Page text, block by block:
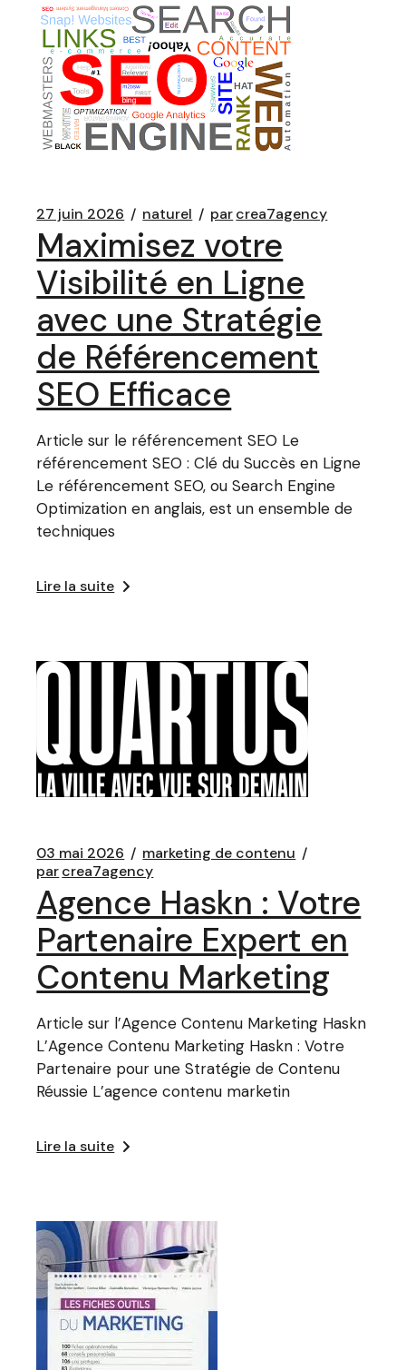
27 juin 2026 naturel parcrea7agency
Maximisez votre
Visibilité en Ligne
avec une Stratégie
de Référencement
SEO Efficace
Article sur le référencement SEO Le
référencement SEO : Clé du Succès en Ligne
Le référencement SEO, ou Search Engine
Optimization en anglais, est un ensemble de
techniques
Lire la suite
03 mai 2026
marketing de contenu
parcrea7agency
Agence Haskn : Votre
Partenaire Expert en
Contenu Marketing
Article sur l’Agence Contenu Marketing Haskn
L’Agence Contenu Marketing Haskn : Votre
Partenaire pour une Stratégie de Contenu
Réussie L’agence contenu marketin
Lire la suite